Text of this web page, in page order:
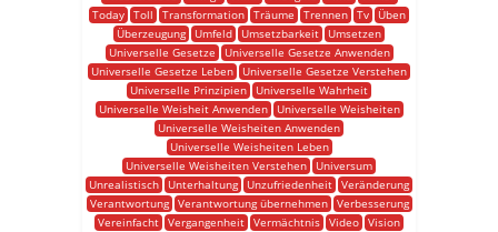
Today Toll Transformation Träume Trennen Tv
Üben
Überzeugung
Umfeld Umsetzbarkeit
Umsetzen
Universelle Gesetze
Universelle Gesetze Anwenden
Universelle Gesetze Leben
Universelle Gesetze Verstehen
Universelle Prinzipien
Universelle Wahrheit
Universelle Weisheit Anwenden
Universelle Weisheiten
Universelle Weisheiten Anwenden
Universelle Weisheiten Leben
Universelle Weisheiten Verstehen
Universum
Unrealistisch
Unterhaltung Unzufriedenheit Veränderung
Verantwortung
Verantwortung übernehmen
Verbesserung
Vereinfacht Vergangenheit Vermächtnis Video Vision